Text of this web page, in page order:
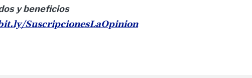
y beneficios
SuscripcionesLaOpinion